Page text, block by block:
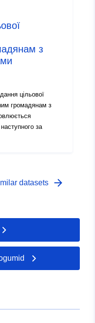
з
цільової
громадянам з
за
datasets arrow_forward